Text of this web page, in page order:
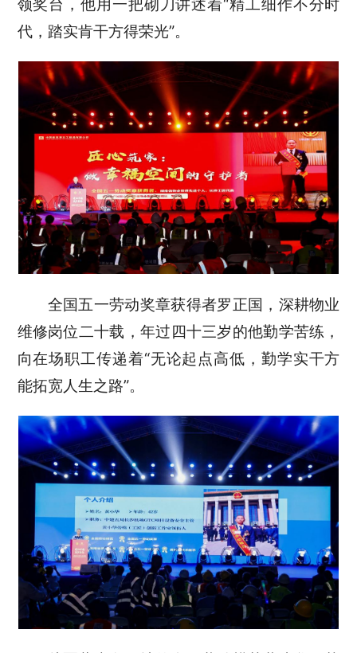
领奖台，他用一把砌刀讲述着“精工细作不分时
代，踏实肯干方得荣光”。
全国五一劳动奖章获得者罗正国，深耕物业
维修岗位二十载，年过四十三岁的他勤学苦练，
向在场职工传递着“无论起点高低，勤学实干方
能拓宽人生之路”。